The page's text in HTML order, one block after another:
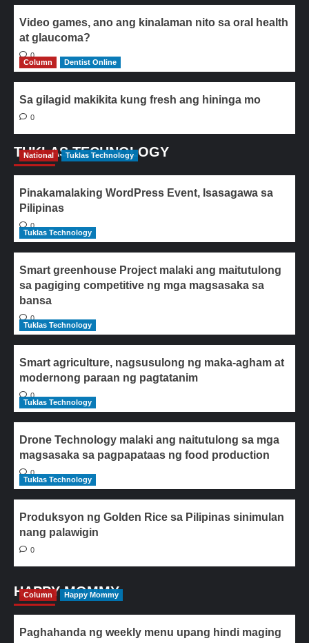
Video games, ano ang kinalaman nito sa oral health
at glaucoma?
0
Column
Dentist Online
Sa gilagid makikita kung fresh ang hininga mo
0
TUKLAS TECHNOLOGY
National Tuklas Technology
Pinakamalaking WordPress Event, Isasagawa sa
Pilipinas
0
Tuklas Technology
Smart greenhouse Project malaki ang maitutulong
sa pagiging competitive ng mga magsasaka sa
bansa
0
Tuklas Technology
Smart agriculture, nagsusulong ng maka-agham at
modernong paraan ng pagtatanim
0
Tuklas Technology
Drone Technology malaki ang naitutulong sa mga
magsasaka sa pagpapataas ng food production
0
Tuklas Technology
Produksyon ng Golden Rice sa Pilipinas sinimulan
nang palawigin
0
HAPPY MOMMY
Column Happy Mommy
Paghahanda ng weekly menu upang hindi maging